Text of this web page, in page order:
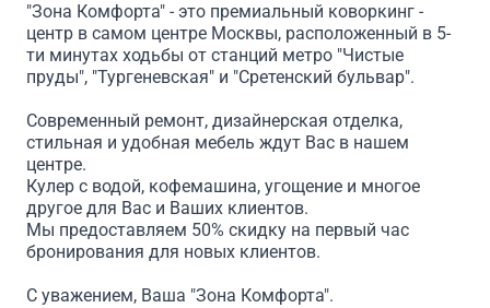
"Зона Комфорта" - это премиальный коворкинг -
центр в самом центре Москвы, расположенный в 5-
ти минутах ходьбы от станций метро "Чистые
пруды", "Тургеневская" и "Сретенский бульвар".
Современный ремонт, дизайнерская отделка,
стильная и удобная мебель ждут Вас в нашем
центре.
Кулер с водой, кофемашина, угощение и многое
другое для Вас и Ваших клиентов.
Мы предоставляем 50% скидку на первый час
бронирования для новых клиентов.
С уважением, Ваша "Зона Комфорта".